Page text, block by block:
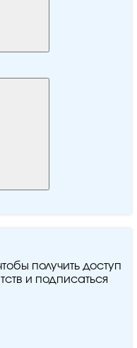
получить доступ
и подписаться